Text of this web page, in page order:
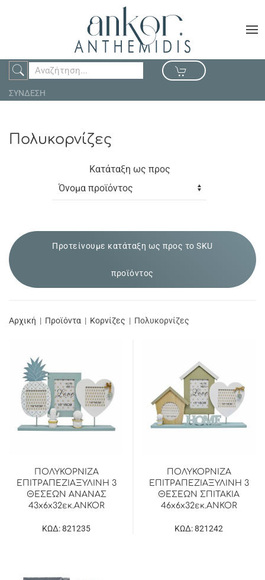
ΣΥΝΔΕΣΗ
Πολυκορνίζες
Κατάταξη ως προς
Προτείνουμε κατάταξη ως προς το SKU
προϊόντος
Αρχική Προϊόντα Κορνίζες Πολυκορνίζες
ΠΟΛΥΚΟΡΝΙΖΑ
ΕΠΙΤΡΑΠΕΖΙΑΞΥΛΙΝΗ 3
ΘΕΣΕΩΝ ΑΝΑΝΑΣ
43x6x32εκ.ANKOR
ΚΩΔ: 821235
ΠΟΛΥΚΟΡΝΙΖΑ
ΕΠΙΤΡΑΠΕΖΙΑΞΥΛΙΝΗ 3
ΘΕΣΕΩΝ ΣΠΙΤΑΚΙΑ
46x6x32εκ.ANKOR
ΚΩΔ: 821242